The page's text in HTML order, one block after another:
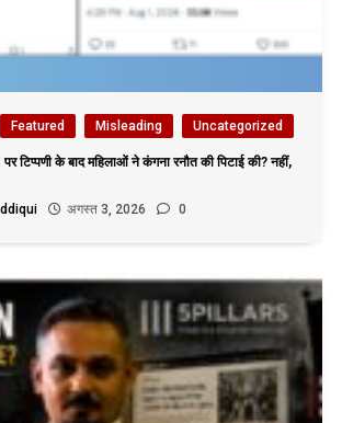
Featured Misleading Uncategorized
टिप्पणी के बाद महिलाओं ने कंगना रनौत की पिटाई की? नहीं,
अगस्त 3, 2026 0